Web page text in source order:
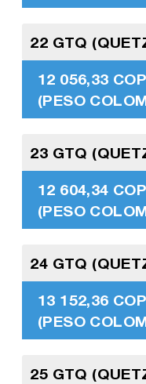
22 GTQ
12 056,33 COP
(PESO
23 GTQ
12 604,34 COP
(PESO
24 GTQ
13 152,36 COP
(PESO
25 GTQ